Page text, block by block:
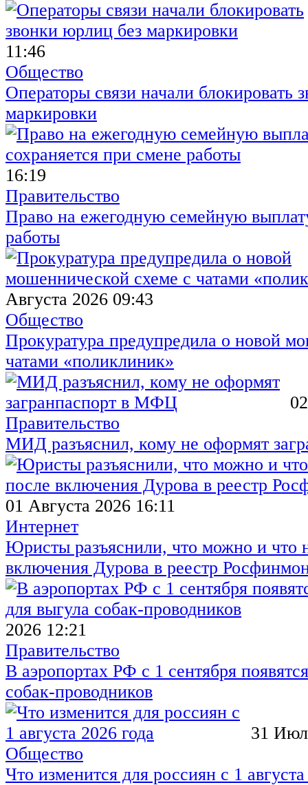
11:46
Общество
Операторы связи начали блокировать
маркировки
16:19
Правительство
Право на ежегодную семейную
работы
Августа 2026 09:43
Общество
Прокуратура предупредила о новой
чатами «поликлиник»
Правительство
МИД разъяснил, кому не оформят
01 Августа 2026 16:11
Интернет
Юристы разъяснили, что можно и что
включения Дурова в реестр
2026 12:21
Правительство
В аэропортах РФ с 1 сентября
собак-проводников
31
Общество
Что изменится для россиян с 1